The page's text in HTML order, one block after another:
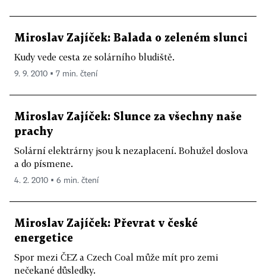
Miroslav Zajíček: Balada o zeleném slunci
Kudy vede cesta ze solárního bludiště.
9. 9. 2010 ▪ 7 min. čtení
Miroslav Zajíček: Slunce za všechny naše
prachy
Solární elektrárny jsou k nezaplacení. Bohužel doslova
a do písmene.
4. 2. 2010 ▪ 6 min. čtení
Miroslav Zajíček: Převrat v české
energetice
Spor mezi ČEZ a Czech Coal může mít pro zemi
nečekané důsledky.